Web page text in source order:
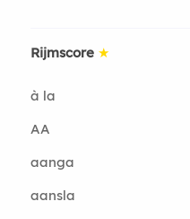
Rijmscore ★
à la
AA
aanga
aansla